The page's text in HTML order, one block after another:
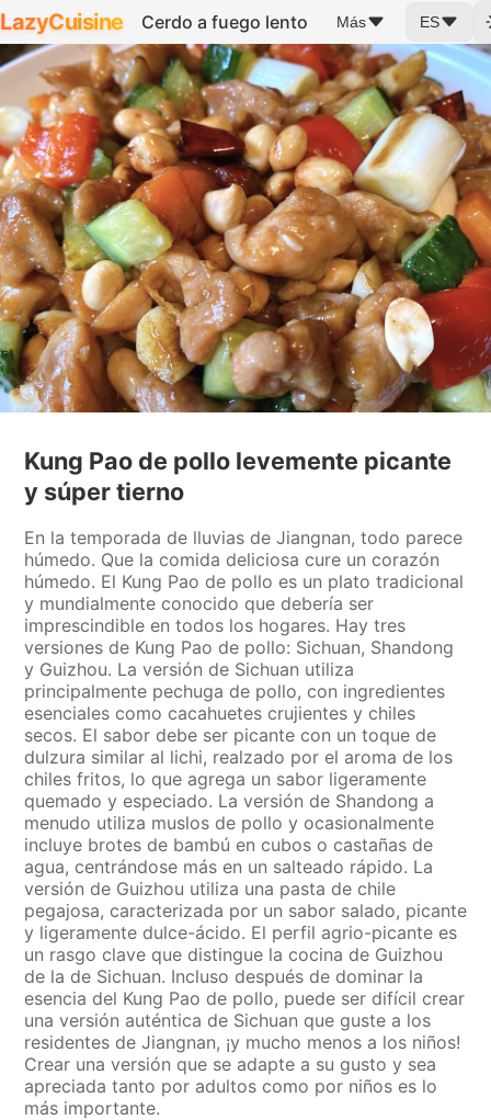
LazyCuisine Cerdo a fuego lento Más ES
Kung Pao de pollo levemente picante
y súper tierno
En la temporada de lluvias de Jiangnan, todo parece
húmedo. Que la comida deliciosa cure un corazón
húmedo. El Kung Pao de pollo es un plato tradicional
y mundialmente conocido que debería ser
imprescindible en todos los hogares. Hay tres
versiones de Kung Pao de pollo: Sichuan, Shandong
y Guizhou. La versión de Sichuan utiliza
principalmente pechuga de pollo, con ingredientes
esenciales como cacahuetes crujientes y chiles
secos. El sabor debe ser picante con un toque de
dulzura similar al lichi, realzado por el aroma de los
chiles fritos, lo que agrega un sabor ligeramente
quemado y especiado. La versión de Shandong a
menudo utiliza muslos de pollo y ocasionalmente
incluye brotes de bambú en cubos o castañas de
agua, centrándose más en un salteado rápido. La
versión de Guizhou utiliza una pasta de chile
pegajosa, caracterizada por un sabor salado, picante
y ligeramente dulce-ácido. El perfil agrio-picante es
un rasgo clave que distingue la cocina de Guizhou
de la de Sichuan. Incluso después de dominar la
esencia del Kung Pao de pollo, puede ser difícil crear
una versión auténtica de Sichuan que guste a los
residentes de Jiangnan, ¡y mucho menos a los niños!
Crear una versión que se adapte a su gusto y sea
apreciada tanto por adultos como por niños es lo
más importante.